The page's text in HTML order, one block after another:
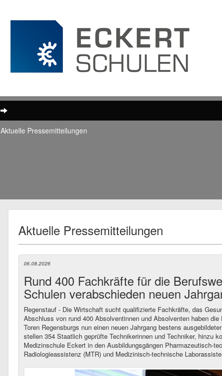
Aktuelle Pressemitteilungen
Aktuelle Pressemitteilungen
06.08.2026
Rund 400 Fachkräfte für die
Schulen verabschieden neuen
Regenstauf - Die Wirtschaft sucht qualifizierte Fachkräfte, das
Abschluss von rund 400 Absolventinnen und Absolventen haben
Toren Regensburgs nun einen neuen Jahrgang bestens
stellen 354 Staatlich geprüfte Technikerinnen und Techniker, hinzu
Medizinschule Eckert in den Ausbildungsgängen Pharmazeutisch-
Radiologieassistenz (MTR) und Medizinisch-technische